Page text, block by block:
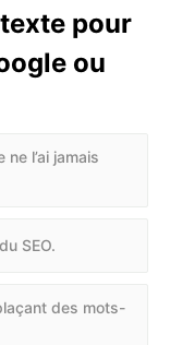
pour
ou
ne l’ai jamais
SEO.
des mots-